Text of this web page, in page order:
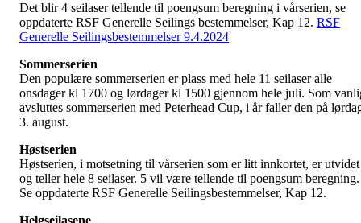
Det blir 4 seilaser tellende til poengsum beregning i vårserien, se
oppdaterte RSF Generelle Seilings bestemmelser, Kap 12. RSF
Generelle Seilingsbestemmelser 9.4.2024
Sommerserien
Den populære sommerserien er plass med hele 11 seilaser alle
onsdager kl 1700 og lørdager kl 1500 gjennom hele juli. Som
avsluttes sommerserien med Peterhead Cup, i år faller den på
3. august.
Høstserien
Høstserien, i motsetning til vårserien som er litt innkortet, er utvidet
og teller hele 8 seilaser. 5 vil være tellende til poengsum beregning.
Se oppdaterte RSF Generelle Seilingsbestemmelser, Kap 12.